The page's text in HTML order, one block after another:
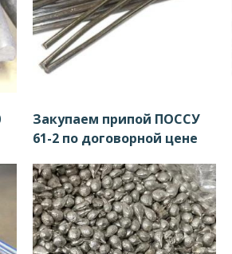
Закупаем припой ПОССУ
61-2 по договорной цене